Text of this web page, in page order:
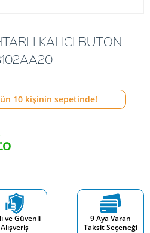
KALICI BUTON
10 kişinin sepetinde!
ve Güvenli
Alışveriş
9 Aya Varan
Taksit Seçeneği